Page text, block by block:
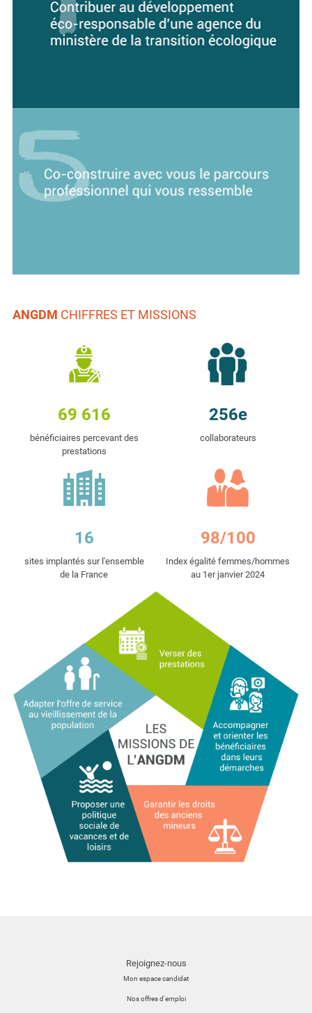
ANGDM CHIFFRES ET MISSIONS
69 616
bénéficiaires percevant des
prestations
256e
collaborateurs
16
sites implantés sur l'ensemble
de la France
98/100
Index égalité femmes/hommes
au 1er janvier 2024
Rejoignez-nous
Mon espace candidat
Nos offres d'emploi